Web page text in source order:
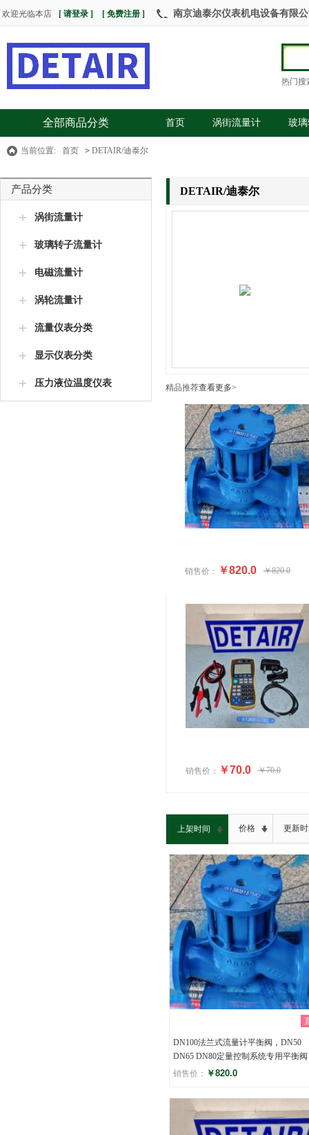
欢迎光临本店 [ 请登录 ] [ 免费注册 ] 南京迪泰尔仪表机电设备有限
热门搜
全部商品分类 首页 涡街流量计 玻
当前位置: 首页 > DETAIR/迪泰尔
产品分类
涡街流量计
玻璃转子流量计
电磁流量计
涡轮流量计
流量仪表分类
显示仪表分类
压力液位温度仪表
DETAIR/迪泰尔
精品推荐查看更多>
销售价： ￥820.0 ￥820.0
销售价： ￥70.0 ￥70.0
上架时间 价格 更新
DN100法兰式流量计平衡阀，DN50
DN65 DN80定量控制系统专用平衡阀
销售价： ￥820.0
评分
()